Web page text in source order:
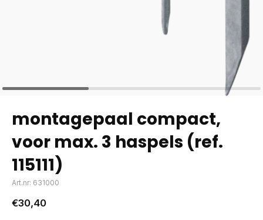
montagepaal compact,
voor max. 3 haspels (ref.
115111)
Art.nr: 631000
€30,40